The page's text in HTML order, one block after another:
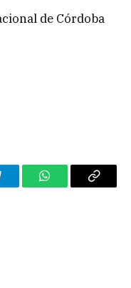
de Córdoba
WhatsAppCopy